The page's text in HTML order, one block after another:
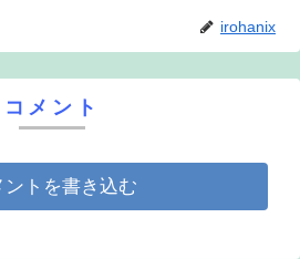
irohanix
コメント
ントを書き込む